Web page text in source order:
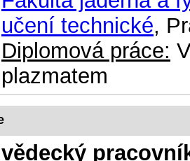
učení technické,
Diplomová práce:
plazmatem
vědecký